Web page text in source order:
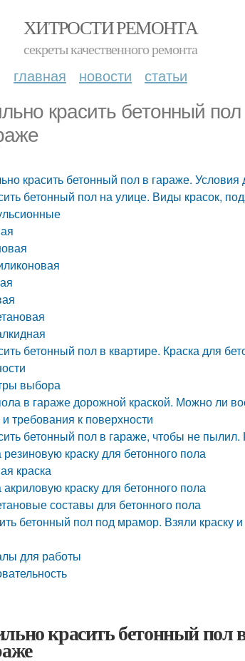
ХИТРОСТИ РЕМОНТА
секреты качественного ремонта
главная новости статьи
красить бетонный
красить бетонный пол в гараже.
бетонный пол на улице. Виды красок,
бетонный пол в квартире. Краска для
выбора
в гараже дорожной краской. Можно ли
требования к поверхности
бетонный пол в гараже, чтобы не
краску для бетонного пола
краска
краску для бетонного пола
составы для бетонного пола
бетонный пол под мрамор. Взяли краску
для работы
красить бетонный пол